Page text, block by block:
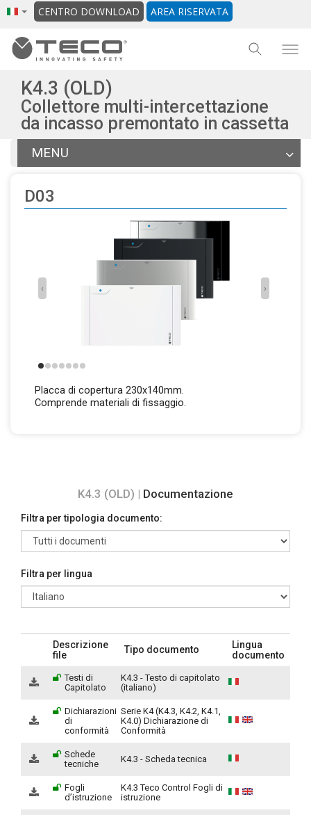
CENTRO DOWNLOAD AREA RISERVATA
K4.3 (OLD)
Collettore multi-intercettazione
da incasso premontato in cassetta
MENU
Documentazione
Altri prodotti della gamma
Torna alla scheda generale
D03
‹ ›
Placca di copertura 230x140mm.
Comprende materiali di fissaggio.
K4.3 (OLD) | Documentazione
Filtra per tipologia documento:
Filtra per lingua
Descrizione
file
Tipo documento
Lingua
documento
Testi di
Capitolato
K4.3 - Testo di capitolato
(italiano)
Dichiarazioni
di
conformità
Serie K4 (K4.3, K4.2, K4.1,
K4.0) Dichiarazione di
Conformità
Schede
tecniche
K4.3 - Scheda tecnica
Fogli
d’istruzione
K4.3 Teco Control Fogli di
istruzione